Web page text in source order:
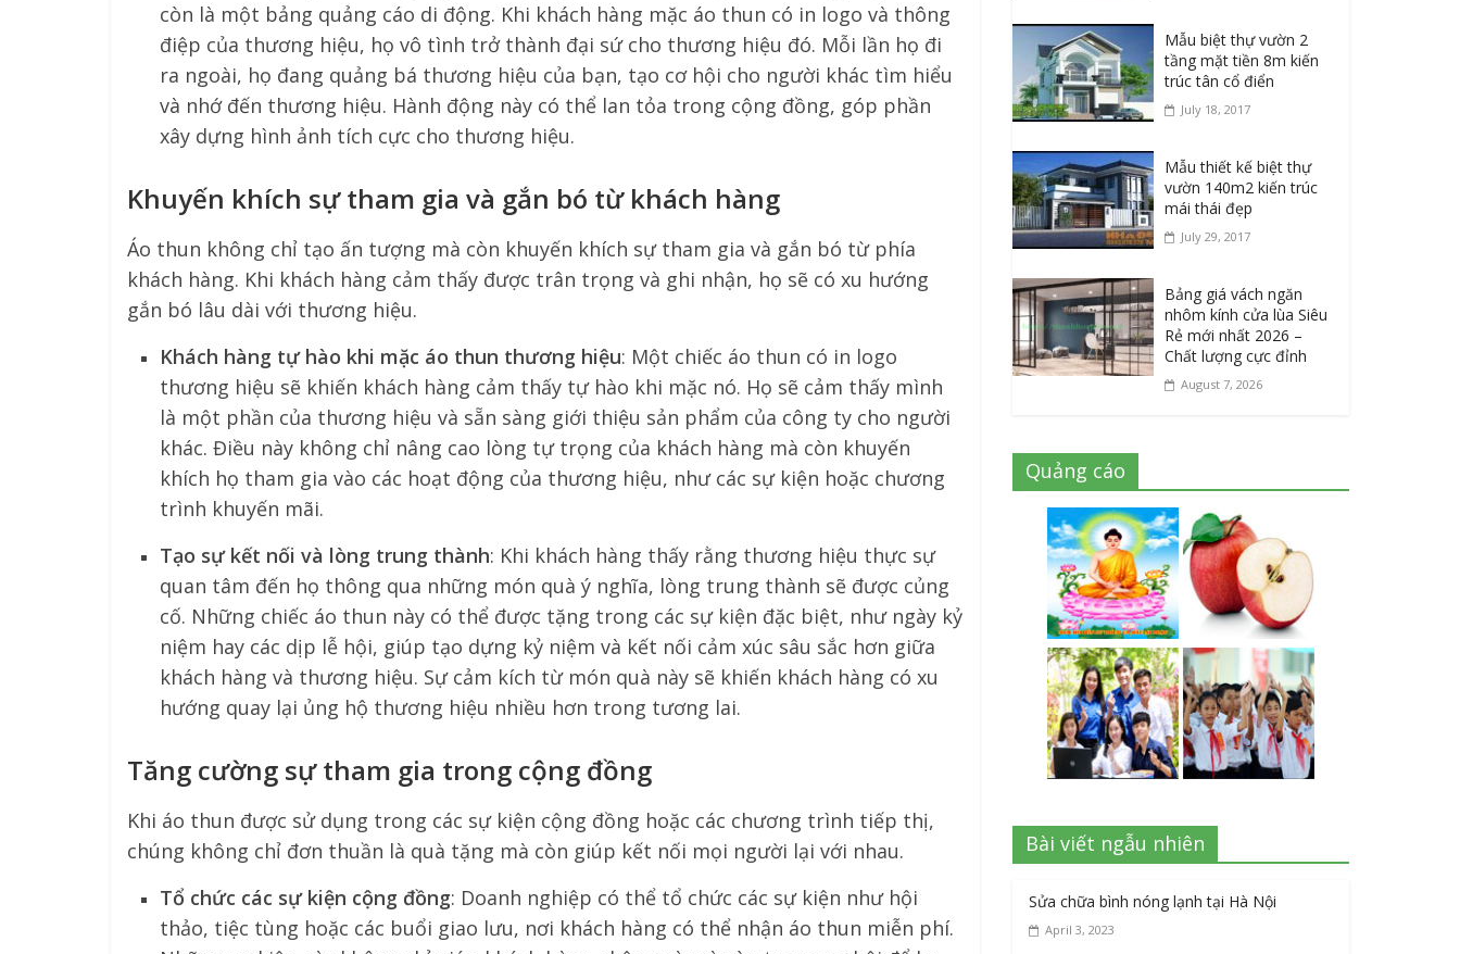
còn là một bảng quảng cáo di động. Khi khách hàng mặc áo thun có in logo và thông
điệp của thương hiệu, họ vô tình trở thành đại sứ cho thương hiệu đó. Mỗi lần họ đi
ra ngoài, họ đang quảng bá thương hiệu của bạn, tạo cơ hội cho người khác tìm hiểu
và nhớ đến thương hiệu. Hành động này có thể lan tỏa trong cộng đồng, góp phần
xây dựng hình ảnh tích cực cho thương hiệu.
Khuyến khích sự tham gia và gắn bó từ khách hàng
Áo thun không chỉ tạo ấn tượng mà còn khuyến khích sự tham gia và gắn bó từ phía
khách hàng. Khi khách hàng cảm thấy được trân trọng và ghi nhận, họ sẽ có xu hướng
gắn bó lâu dài với thương hiệu.
Khách hàng tự hào khi mặc áo thun thương hiệu: Một chiếc áo thun có in logo
thương hiệu sẽ khiến khách hàng cảm thấy tự hào khi mặc nó. Họ sẽ cảm thấy mình
là một phần của thương hiệu và sẵn sàng giới thiệu sản phẩm của công ty cho người
khác. Điều này không chỉ nâng cao lòng tự trọng của khách hàng mà còn khuyến
khích họ tham gia vào các hoạt động của thương hiệu, như các sự kiện hoặc chương
trình khuyến mãi.
Tạo sự kết nối và lòng trung thành: Khi khách hàng thấy rằng thương hiệu thực sự
quan tâm đến họ thông qua những món quà ý nghĩa, lòng trung thành sẽ được củng
cố. Những chiếc áo thun này có thể được tặng trong các sự kiện đặc biệt, như ngày kỷ
niệm hay các dịp lễ hội, giúp tạo dựng kỷ niệm và kết nối cảm xúc sâu sắc hơn giữa
khách hàng và thương hiệu. Sự cảm kích từ món quà này sẽ khiến khách hàng có xu
hướng quay lại ủng hộ thương hiệu nhiều hơn trong tương lai.
Tăng cường sự tham gia trong cộng đồng
Khi áo thun được sử dụng trong các sự kiện cộng đồng hoặc các chương trình tiếp thị,
chúng không chỉ đơn thuần là quà tặng mà còn giúp kết nối mọi người lại với nhau.
Tổ chức các sự kiện cộng đồng: Doanh nghiệp có thể tổ chức các sự kiện như hội
thảo, tiệc tùng hoặc các buổi giao lưu, nơi khách hàng có thể nhận áo thun miễn phí.
Mẫu biệt thự vườn 2
tầng mặt tiền 8m kiến
trúc tân cổ điển
July 18, 2017
Mẫu thiết kế biệt thự
vườn 140m2 kiến trúc
mái thái đẹp
July 29, 2017
Bảng giá vách ngăn
nhôm kính cửa lùa Siêu
Rẻ mới nhất 2026 –
Chất lượng cực đỉnh
August 7, 2026
Quảng cáo
Bài viết ngẫu nhiên
Sửa chữa bình nóng lạnh tại Hà Nội
April 3, 2023